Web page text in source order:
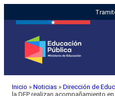
Inicio » Noticias » Dirección de
la DEP realizan acompañamiento